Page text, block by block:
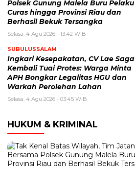
Polsek Gunung Malela Buru Pelaku
Curas hingga Provinsi Riau dan
Berhasil Bekuk Tersangka
Selasa, 4 Agu 2026 - 13:42 WIB
SUBULUSSALAM
Ingkari Kesepakatan, CV Lae Saga
Kembali Tuai Protes: Warga Minta
APH Bongkar Legalitas HGU dan
Warkah Perolehan Lahan
Selasa, 4 Agu 2026 - 03:45 WIB
HUKUM & KRIMINAL